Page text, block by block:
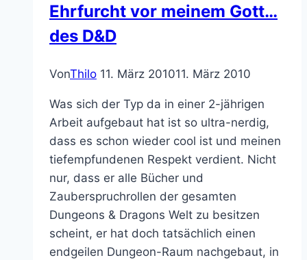
2
Auf
mit
den
Stars
und
Lachen
ohne
Ende
Ehrfurcht vor meinem Gott…
des D&D
VonThilo 11. März 201011. März 2010
Was sich der Typ da in einer 2-jährigen
Arbeit aufgebaut hat ist so ultra-nerdig,
dass es schon wieder cool ist und meinen
tiefempfundenen Respekt verdient. Nicht
nur, dass er alle Bücher und
Zauberspruchrollen der gesamten
Dungeons & Dragons Welt zu besitzen
scheint, er hat doch tatsächlich einen
endgeilen Dungeon-Raum nachgebaut, in